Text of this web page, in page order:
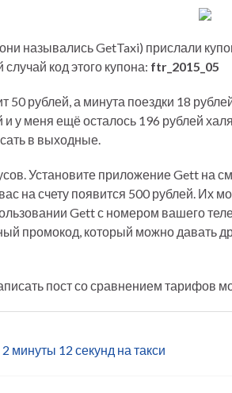
назывались GetTaxi) прислали
код этого купона: ftr_2015_05
рублей, а минута поездки 18
и у меня ещё осталось 196 рублей
в выходные.
Установите приложение Gett на
на счету появится 500 рублей. Их
Gett с номером вашего
промокод, который можно давать
пост со сравнением тарифов
2 минуты 12 секунд на такси